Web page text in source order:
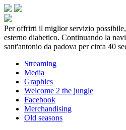
Per offrirti il miglior servizio
esterno diabetico. Continuando la
sant'antonio da padova per circa 40
Streaming
Media
Graphics
Welcome 2 the jungle
Facebook
Merchandising
Old seasons